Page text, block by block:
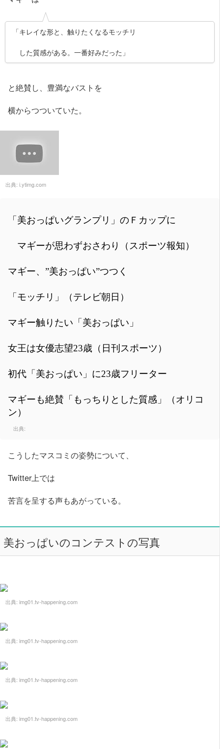
「キレイな形と、触りたくなるモッチリ
した質感がある。一番好みだった」
と絶賛し、豊満なバストを
横からつついていた。
出典: i.ytimg.com
「美おっぱいグランプリ」のＦカップに
マギーが思わずおさわり（スポーツ報知）
マギー、”美おっぱい”つつく
「モッチリ」（テレビ朝日）
マギー触りたい「美おっぱい」
女王は女優志望23歳（日刊スポーツ）
初代「美おっぱい」に23歳フリーター
マギーも絶賛「もっちりとした質感」（オリコ
ン）
出典:
こうしたマスコミの姿勢について、
Twitter上では
苦言を呈する声もあがっている。
美おっぱいのコンテストの写真
出典: img01.tv-happening.com
出典: img01.tv-happening.com
出典: img01.tv-happening.com
出典: img01.tv-happening.com